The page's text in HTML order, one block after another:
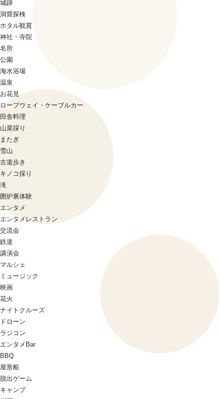
城跡
洞窟探検
ホタル観賞
神社・寺院
名所
公園
海水浴場
温泉
お花見
ロープウェイ・ケーブルカー
田舎料理
山菜採り
またぎ
雪山
古道歩き
キノコ採り
滝
囲炉裏体験
エンタメ
エンタメレストラン
交流会
鉄道
講演会
マルシェ
ミュージック
映画
花火
ナイトクルーズ
ドローン
ラジコン
エンタメBar
BBQ
屋形船
脱出ゲーム
キャンプ